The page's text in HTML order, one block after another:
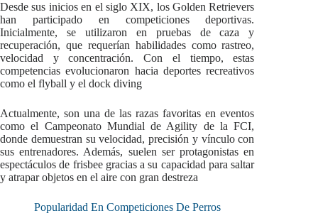
Desde sus inicios en el siglo XIX, los Golden Retrievers
han participado en competiciones deportivas.
Inicialmente, se utilizaron en pruebas de caza y
recuperación, que requerían habilidades como rastreo,
velocidad y concentración. Con el tiempo, estas
competencias evolucionaron hacia deportes recreativos
como el flyball y el dock diving
Actualmente, son una de las razas favoritas en eventos
como el Campeonato Mundial de Agility de la FCI,
donde demuestran su velocidad, precisión y vínculo con
sus entrenadores. Además, suelen ser protagonistas en
espectáculos de frisbee gracias a su capacidad para saltar
y atrapar objetos en el aire con gran destreza
Popularidad En Competiciones De Perros